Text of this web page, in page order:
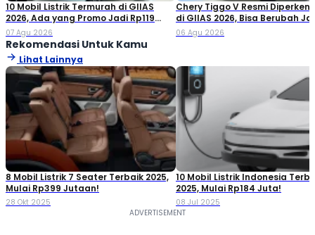
10 Mobil Listrik Termurah di GIIAS
2026, Ada yang Promo Jadi Rp119
Jutaan!
07 Agu 2026
Chery Tiggo V Resmi
di GIIAS 2026, Bisa Berubah
Double Cabin
06 Agu 2026
Rekomendasi Untuk Kamu
Lihat Lainnya
8 Mobil Listrik 7 Seater Terbaik 2025,
Mulai Rp399 Jutaan!
28 Okt 2025
10 Mobil Listrik Indonesia
2025, Mulai Rp184 Juta!
08 Jul 2025